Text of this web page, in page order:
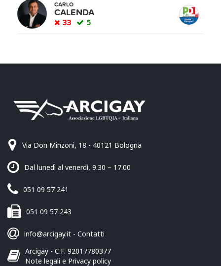
CARLO
CALENDA
33 5
Via Don Minzoni, 18 - 40121 Bologna
Dal lunedì al venerdì, 9.30 – 17.00
051 09 57 241
051 09 57 243
info@arcigay.it - Contatti
Arcigay - C.F. 92017780377
Note legali e Privacy policy